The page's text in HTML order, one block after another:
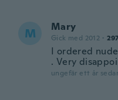
M Mary
Gick med 2012 · 297
I ordered
. Very
ungefär ett år